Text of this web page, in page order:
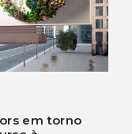
em torno